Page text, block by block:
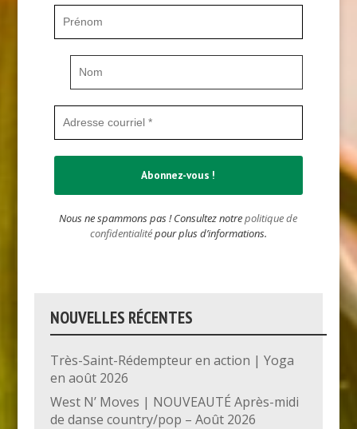
Nous ne spammons pas ! Consultez notrepolitique de
confidentialitépour plus d’informations.
NOUVELLES RÉCENTES
Très-Saint-Rédempteur en action | Yoga
en août 2026
West N’ Moves | NOUVEAUTÉ Après-midi
de danse country/pop – Août 2026